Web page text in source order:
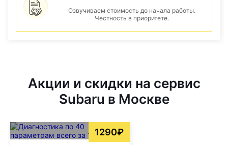
Озвучиваем стоимость до начала работы.
Честность в приоритете.
Акции и скидки на сервис
Subaru в Москве
1290₽